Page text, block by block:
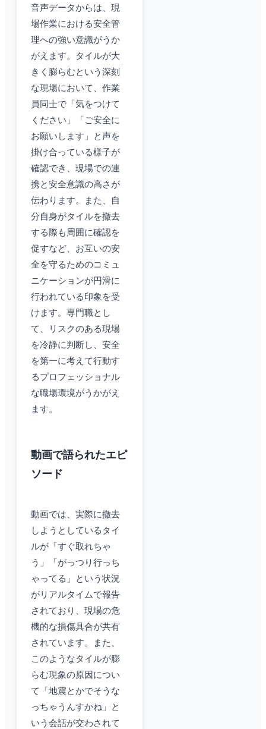
音声データからは、現
場作業における安全管
理への強い意識がうか
がえます。タイルが大
きく膨らむという深刻
な現場において、作業
員同士で「気をつけて
ください」「ご安全に
お願いします」と声を
掛け合っている様子が
確認でき、現場での連
携と安全意識の高さが
伝わります。また、自
分自身がタイルを撤去
する際も周囲に確認を
促すなど、お互いの安
全を守るためのコミュ
ニケーションが円滑に
行われている印象を受
けます。専門職とし
て、リスクのある現場
を冷静に判断し、安全
を第一に考えて行動す
るプロフェッショナル
な職場環境がうかがえ
ます。
動画で語られたエピ
ソード
動画では、実際に撤去
しようとしているタイ
ルが「すぐ取れちゃ
う」「がっつり行っち
ゃってる」という状況
がリアルタイムで報告
されており、現場の危
機的な損傷具合が共有
されています。また、
このようなタイルが膨
らむ現象の原因につい
て「地震とかでそうな
っちゃうんすかね」と
いう会話が交わされて